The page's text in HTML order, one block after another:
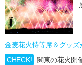
金麦花火特等席＆グッズ
CHECK!
関東の花火開